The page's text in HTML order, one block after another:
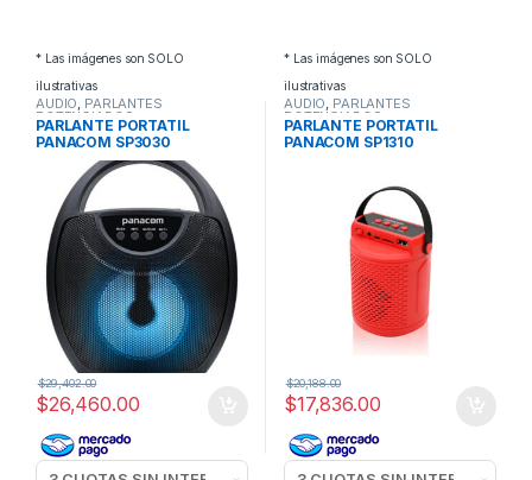
* Las imágenes son SOLO
ilustrativas
AUDIO, PARLANTES
POTENCIADOS
PARLANTE PORTATIL
PANACOM SP3030
$26,460.00
$29,402.00
* Las imágenes son SOLO
ilustrativas
AUDIO, PARLANTES
POTENCIADOS
PARLANTE PORTATIL
PANACOM SP1310
$17,836.00
$20,188.00